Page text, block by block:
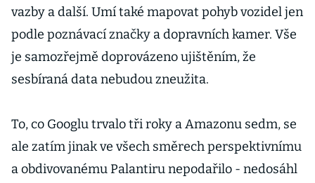
vazby a další. Umí také mapovat pohyb vozidel jen
podle poznávací značky a dopravních kamer. Vše
je samozřejmě doprovázeno ujištěním, že
sesbíraná data nebudou zneužita.
To, co Googlu trvalo tři roky a Amazonu sedm, se
ale zatím jinak ve všech směrech perspektivnímu
a obdivovanému Palantiru nepodařilo - nedosáhl